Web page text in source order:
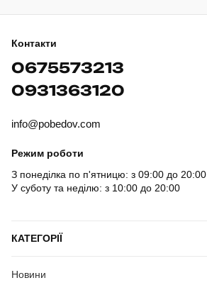
Контакти
0675573213
0931363120
info@pobedov.com
Режим роботи
З понеділка по п'ятницю: з 09:00 до 20:00
У суботу та неділю: з 10:00 до 20:00
КАТЕГОРІЇ
Новини